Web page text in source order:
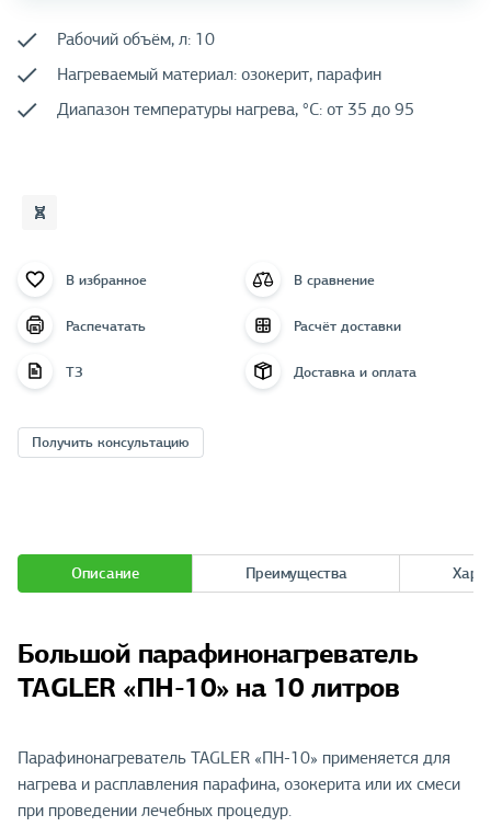
Рабочий объём, л: 10
Нагреваемый материал: озокерит, парафин
Диапазон температуры нагрева, °C: от 35 до 95
В избранное В сравнение
Распечатать Расчёт доставки
ТЗ Доставка и оплата
Получить консультацию
Описание Преимущества
Большой парафинонагреватель
TAGLER «ПН-10» на 10 литров
Парафинонагреватель TAGLER «ПН-10» применяется для
нагрева и расплавления парафина, озокерита или их смеси
при проведении лечебных процедур.